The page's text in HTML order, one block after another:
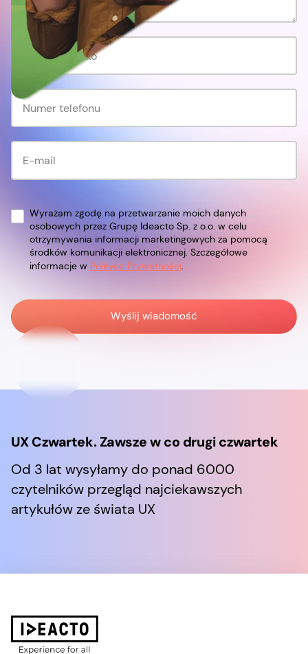
Wyrażam zgodę na przetwarzanie moich danych
osobowych przez Grupę Ideacto Sp. z o.o. w celu
otrzymywania informacji marketingowych za pomocą
środków komunikacji elektronicznej. Szczegółowe
informacje w Polityce Prywatności.
UX Czwartek. Zawsze w co drugi czwartek
Od 3 lat wysyłamy do ponad 6000
czytelników przegląd najciekawszych
artykułów ze świata UX